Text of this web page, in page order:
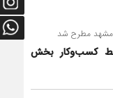
مشهد مطرح شد
کسب‌و‌کار بخش